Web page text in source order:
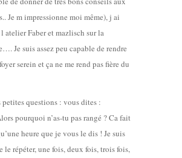
Je m impressionne moi même), j ai
atelier Faber et mazlisch sur la
Je suis assez peu capable de rendre
serein et ça ne me rend pas fière du
questions : vous dites :
pourquoi n’as-tu pas rangé ? Ca fait
heure que je vous le dis ! Je suis
le répéter, une fois, deux fois, trois fois,